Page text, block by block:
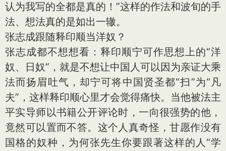
认为我写的全都是真的！”这样的作法和波旬的手
法、想法真的是如出一辙。
张志成跟随释印顺当洋奴？
张志成都不想想看：释印顺宁可作思想上的“洋
奴、日奴”，就是不想让中国人可以因为亲证大乘
法而扬眉吐气，却宁可将中国贤圣都“扫”为“凡
夫”，这样释印顺心里才会觉得痛快。当他被法主
平实导师以书籍公开评论时，一向很强势的他，
竟然可以置而不答。这个人真奇怪，甘愿作没有
国格的奴种，为何张先生你要跟著这样的人“学